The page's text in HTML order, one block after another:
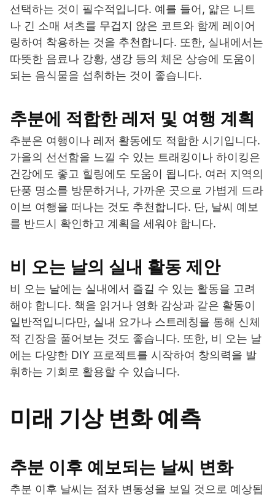
선택하는 것이 필수적입니다. 예를 들어, 얇은 니트
나 긴 소매 셔츠를 무겁지 않은 코트와 함께 레이어
링하여 착용하는 것을 추천합니다. 또한, 실내에서는
따뜻한 음료나 강황, 생강 등의 체온 상승에 도움이
되는 음식물을 섭취하는 것이 좋습니다.
추분에 적합한 레저 및 여행 계획
추분은 여행이나 레저 활동에도 적합한 시기입니다.
가을의 선선함을 느낄 수 있는 트래킹이나 하이킹은
건강에도 좋고 힐링에도 도움이 됩니다. 여러 지역의
단풍 명소를 방문하거나, 가까운 곳으로 가볍게 드라
이브 여행을 떠나는 것도 추천합니다. 단, 날씨 예보
를 반드시 확인하고 계획을 세워야 합니다.
비 오는 날의 실내 활동 제안
비 오는 날에는 실내에서 즐길 수 있는 활동을 고려
해야 합니다. 책을 읽거나 영화 감상과 같은 활동이
일반적입니다만, 실내 요가나 스트레칭을 통해 신체
적 긴장을 풀어보는 것도 좋습니다. 또한, 비 오는 날
에는 다양한 DIY 프로젝트를 시작하여 창의력을 발
휘하는 기회로 활용할 수 있습니다.
미래 기상 변화 예측
추분 이후 예보되는 날씨 변화
추분 이후 날씨는 점차 변동성을 보일 것으로 예상됩